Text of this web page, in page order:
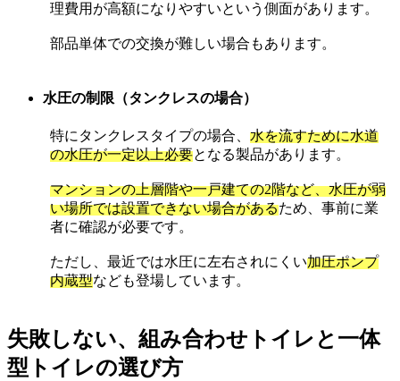
理費用が高額になりやすいという側面があります。
部品単体での交換が難しい場合もあります。
水圧の制限（タンクレスの場合）
特にタンクレスタイプの場合、 水を流すために水道
の水圧が一定以上必要となる製品があります。
マンションの上層階や一戸建ての2階など、水圧が弱
い場所では設置できない場合があるため、事前に業
者に確認が必要です。
ただし、最近では水圧に左右されにくい加圧ポンプ
内蔵型なども登場しています。
失敗しない、組み合わせトイレと一体
型トイレの選び方